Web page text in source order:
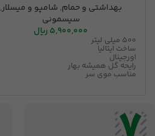
بهداشتی و حمام, شامپو و میسلار,
سیسمونی
5,900,000ریال
500 میلی لیتر
ساخت ایتالیا
اورجینال
رایحه گل همیشه بهار
مناسب موی سر